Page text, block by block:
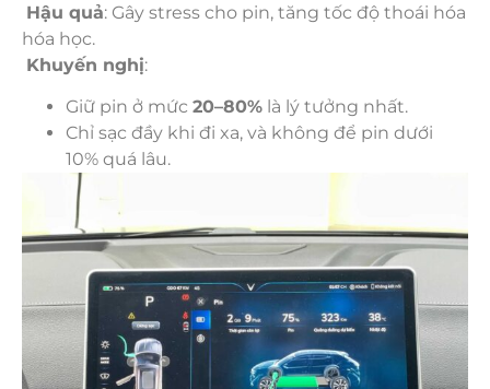
Hậu quả: Gây stress cho pin, tăng tốc độ thoái hóa
hóa học.
Khuyến nghị:
Giữ pin ở mức 20–80% là lý tưởng nhất.
Chỉ sạc đầy khi đi xa, và không để pin dưới
10% quá lâu.